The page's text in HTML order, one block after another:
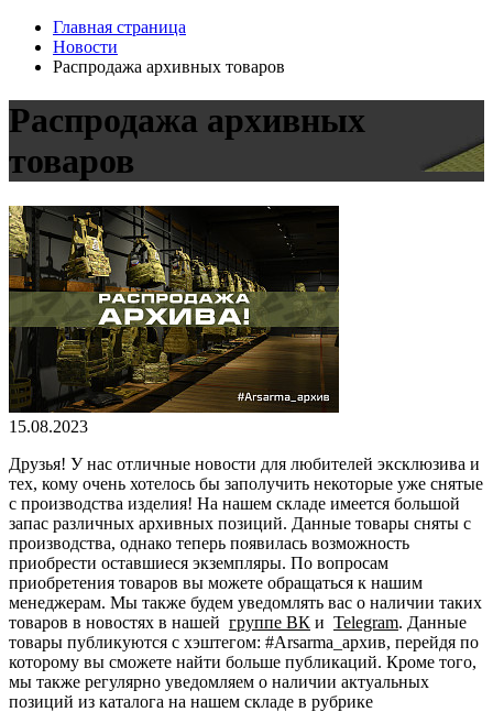
Главная страница
Новости
Распродажа архивных товаров
Распродажа архивных
товаров
15.08.2023
Друзья! У нас отличные новости для любителей эксклюзива и
тех, кому очень хотелось бы заполучить некоторые уже снятые
с производства изделия! На нашем складе имеется большой
запас различных архивных позиций. Данные товары сняты с
производства, однако теперь появилась возможность
приобрести оставшиеся экземпляры. По вопросам
приобретения товаров вы можете обращаться к нашим
менеджерам. Мы также будем уведомлять вас о наличии таких
товаров в новостях в нашей группе ВК и Telegram. Данные
товары публикуются с хэштегом: #Arsarma_архив, перейдя по
которому вы сможете найти больше публикаций. Кроме того,
мы также регулярно уведомляем о наличии актуальных
позиций из каталога на нашем складе в рубрике